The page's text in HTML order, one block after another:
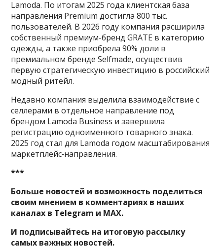
Lamoda. По итогам 2025 года клиентская база
направления Premium достигла 800 тыс.
пользователей. В 2026 году компания расширила
собственный премиум-бренд GRATE в категорию
одежды, а также приобрела 90% доли в
премиальном бренде Selfmade, осуществив
первую стратегическую инвестицию в российский
модный ритейл.
Недавно компания выделила взаимодействие с
селлерами в отдельное направление под
брендом Lamoda Business и завершила
регистрацию одноименного товарного знака.
2025 год стал для Lamoda годом масштабирования
маркетплейс‑направления.
***
Больше новостей и возможность поделиться
своим мнением в комментариях в наших
каналах в Telegram и MAX.
И подписывайтесь на итоговую рассылку
самых важных новостей.